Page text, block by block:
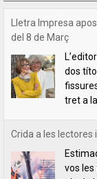
Crida a les lectores
vos les
ple de
vinent
Indilletres, una cita